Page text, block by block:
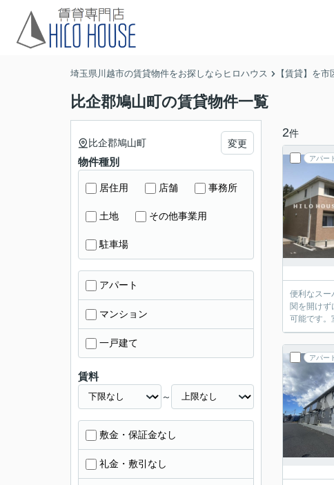
埼玉県川越市の賃貸物件をお探しならヒロハウス 【賃貸】を
比企郡鳩山町の賃貸物件一覧
2件
アパー
便利なスー
関を開け
可能です。
アパー
比企郡鳩山町 変更
物件種別
居住用 店舗 事務所
土地 その他事業用
駐車場
アパート
マンション
一戸建て
賃料
～
敷金・保証金なし
礼金・敷引なし